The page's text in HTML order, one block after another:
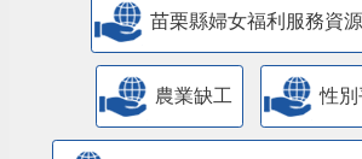
苗栗縣婦女福利服務資
農業缺工 性別